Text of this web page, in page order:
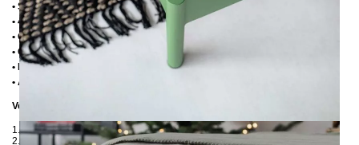
• Seitenablagen für Lattenrost 2,8 cm
• 4 cm breite Mitteltraverse
• Ohne Lattenrost
• Ohne Matratze
• Lieferzustand: Zerlegt (in 2 Kartons)
• Andere RAL-Farben auf Anfrage möglich
Verpackungsdetails
1. Karton: 210x80x2030 mm, ≈ 25 kg
2. Karton: 2200x1050x130 mm, ≈ 45 kg